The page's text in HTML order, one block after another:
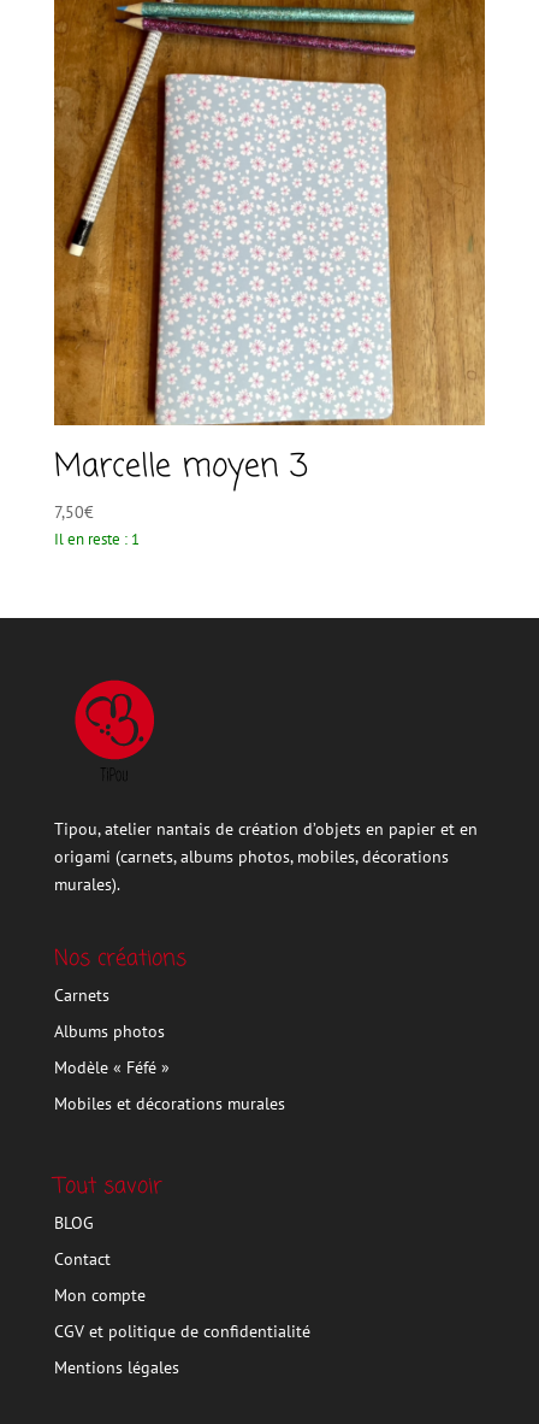
Marcelle moyen 3
7,50€
Il en reste : 1
Tipou, atelier nantais de création d’objets en papier et en
origami (carnets, albums photos, mobiles, décorations
murales).
Nos créations
Carnets
Albums photos
Modèle « Féfé »
Mobiles et décorations murales
Tout savoir
BLOG
Contact
Mon compte
CGV et politique de confidentialité
Mentions légales